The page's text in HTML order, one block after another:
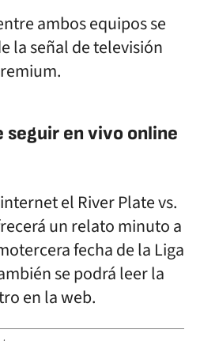
ambos equipos se
la señal de televisión
en vivo online
el River Plate vs.
un relato minuto a
fecha de la Liga
se podrá leer la
en la web.